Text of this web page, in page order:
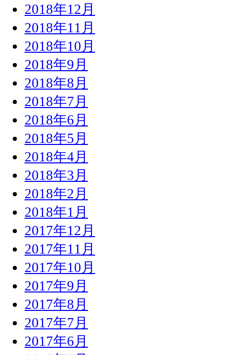
2018年12月
2018年11月
2018年10月
2018年9月
2018年8月
2018年7月
2018年6月
2018年5月
2018年4月
2018年3月
2018年2月
2018年1月
2017年12月
2017年11月
2017年10月
2017年9月
2017年8月
2017年7月
2017年6月